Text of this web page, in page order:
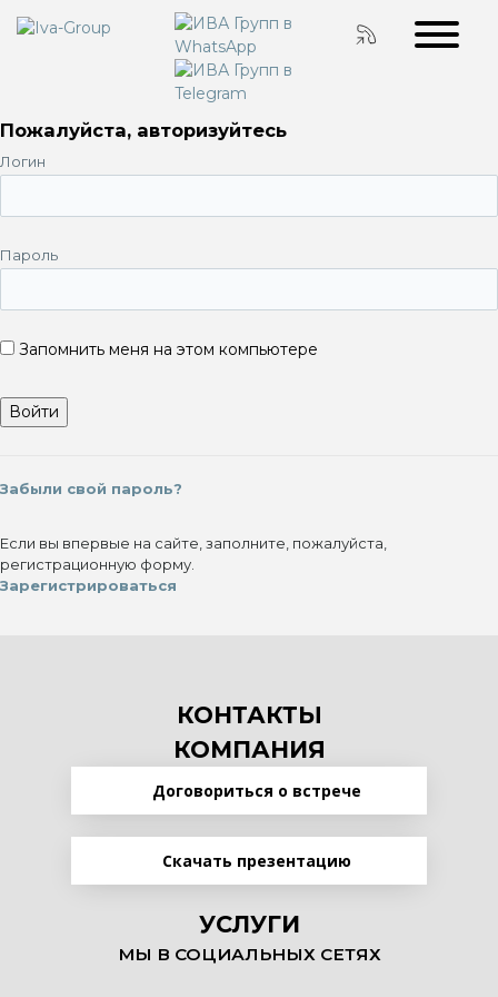
Пожалуйста, авторизуйтесь
Логин
Пароль
Запомнить меня на этом компьютере
Забыли свой пароль?
Если вы впервые на сайте, заполните, пожалуйста,
регистрационную форму.
Зарегистрироваться
КОНТАКТЫ
КОМПАНИЯ
Договориться о встрече
Скачать презентацию
УСЛУГИ
МЫ В СОЦИАЛЬНЫХ СЕТЯХ